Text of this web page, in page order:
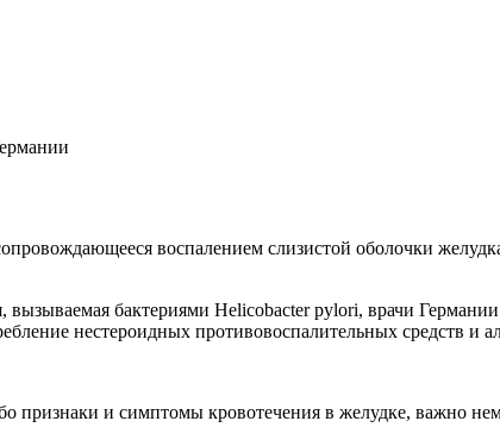
воспалением слизистой оболочки
бактериями Helicobacter pylori, врачи
нестероидных противовоспалительных средств и
и симптомы кровотечения в желудке, важно